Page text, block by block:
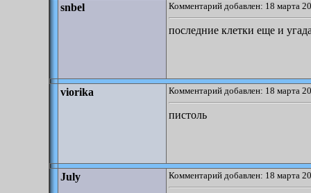
snbel Комментарий добавлен: 18 марта
последние клетки еще и
viorika Комментарий добавлен: 18 марта
пистоль
July Комментарий добавлен: 18 марта